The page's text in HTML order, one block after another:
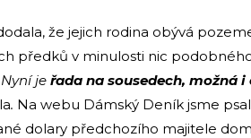
že jejich rodina obývá
předků v minulosti nic
je řada na sousedech, možná
. Na webu Dámský Deník jsme
dolary předchozího majitele